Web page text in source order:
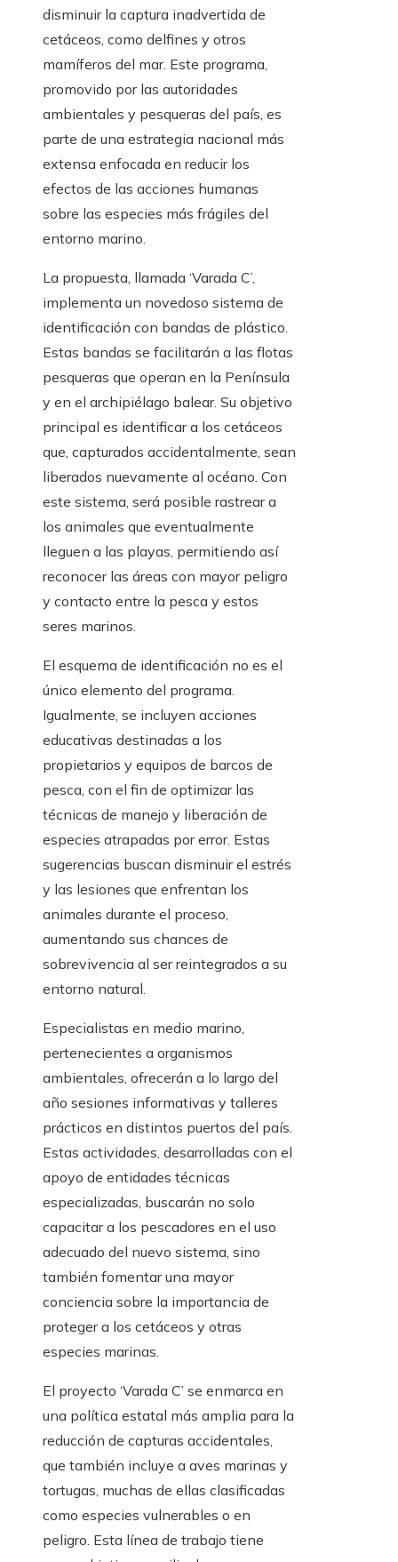
disminuir la captura inadvertida de
cetáceos, como delfines y otros
mamíferos del mar. Este programa,
promovido por las autoridades
ambientales y pesqueras del país, es
parte de una estrategia nacional más
extensa enfocada en reducir los
efectos de las acciones humanas
sobre las especies más frágiles del
entorno marino.
La propuesta, llamada ‘Varada C’,
implementa un novedoso sistema de
identificación con bandas de plástico.
Estas bandas se facilitarán a las flotas
pesqueras que operan en la Península
y en el archipiélago balear. Su objetivo
principal es identificar a los cetáceos
que, capturados accidentalmente, sean
liberados nuevamente al océano. Con
este sistema, será posible rastrear a
los animales que eventualmente
lleguen a las playas, permitiendo así
reconocer las áreas con mayor peligro
y contacto entre la pesca y estos
seres marinos.
El esquema de identificación no es el
único elemento del programa.
Igualmente, se incluyen acciones
educativas destinadas a los
propietarios y equipos de barcos de
pesca, con el fin de optimizar las
técnicas de manejo y liberación de
especies atrapadas por error. Estas
sugerencias buscan disminuir el estrés
y las lesiones que enfrentan los
animales durante el proceso,
aumentando sus chances de
sobrevivencia al ser reintegrados a su
entorno natural.
Especialistas en medio marino,
pertenecientes a organismos
ambientales, ofrecerán a lo largo del
año sesiones informativas y talleres
prácticos en distintos puertos del país.
Estas actividades, desarrolladas con el
apoyo de entidades técnicas
especializadas, buscarán no solo
capacitar a los pescadores en el uso
adecuado del nuevo sistema, sino
también fomentar una mayor
conciencia sobre la importancia de
proteger a los cetáceos y otras
especies marinas.
El proyecto ‘Varada C’ se enmarca en
una política estatal más amplia para la
reducción de capturas accidentales,
que también incluye a aves marinas y
tortugas, muchas de ellas clasificadas
como especies vulnerables o en
peligro. Esta línea de trabajo tiene